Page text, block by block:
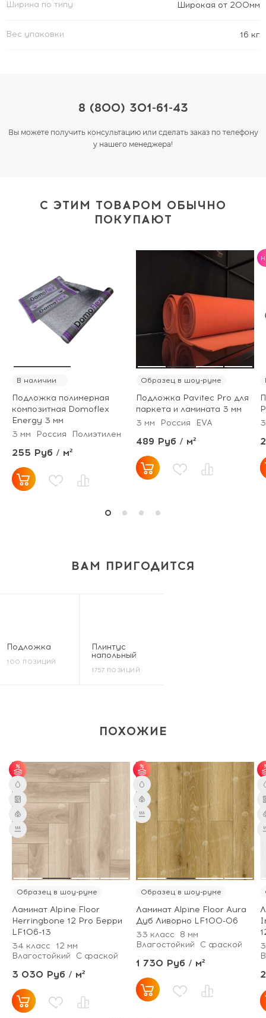
Ширина по типу Широкая от 200мм
Вес упаковки 16 кг
8 (800) 301-61-43
Вы можете получить консультацию или сделать заказ по телефону
у нашего менеджера!
С ЭТИМ ТОВАРОМ ОБЫЧНО
ПОКУПАЮТ
В наличии
Подложка полимерная
композитная Domoflex
Energy 3 мм
3 мм
Россия Полиэтилен
255 Руб / м²
Образец в шоу-руме
Подложка Pavitec Pro для
паркета и ламината 3 мм
3 мм
Россия EVA
489 Руб / м²
ВАМ ПРИГОДИТСЯ
Подложка
100 ПОЗИЦИЙ
Плинтус
напольный
1757 ПОЗИЦИЙ
ПОХОЖИЕ
от 65 м² - скидка 7%;
от 101 м² - скидка
Образец в шоу-руме
Ламинат Alpine Floor
Herringbone 12 Pro Берри
LF106-13
34 класс
12 мм
Влагостойкий
С фаской
3 030 Руб / м²
от 65 м² - скидка 7%;
от 101 м² - скидка
10%.
Образец в шоу-руме
Ламинат Alpine Floor Aura
Дуб Ливорно LF100-06
33 класс
8 мм
Влагостойкий
С фаской
1 730 Руб / м²